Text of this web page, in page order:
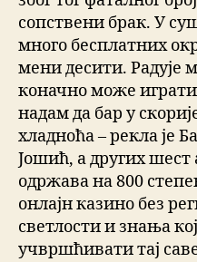
сопствени брак. У
много бесплатних
мени десити. Радује
коначно може
надам да бар у
хладноћа – рекла је
Јошић, а других шест
одржава на 800
онлајн казино без
светлости и знања
учвршћивати тај